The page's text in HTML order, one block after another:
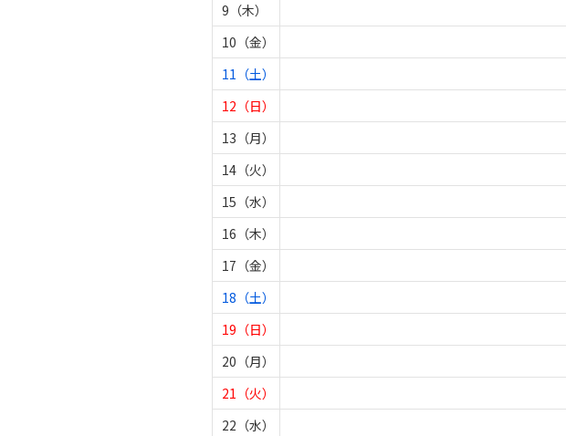
9（木）
10（金）
11（土）
12（日）
13（月）
14（火）
15（水）
16（木）
17（金）
18（土）
19（日）
20（月）
21（火）
22（水）